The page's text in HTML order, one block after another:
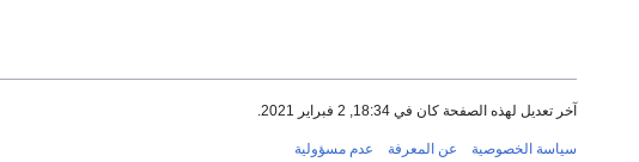
آخر تعديل لهذه الصفحة كان في 18:34, 2 فبراير 2021.
سياسة الخصوصية عن المعرفة عدم مسؤولية